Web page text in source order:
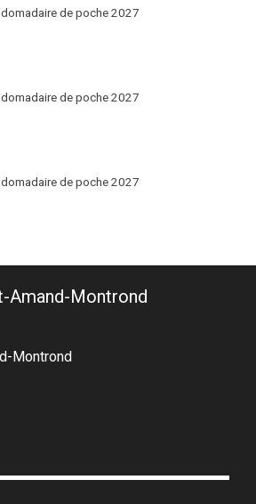
de poche 2027
de poche 2027
de poche 2027
Amand-Montrond
Montrond